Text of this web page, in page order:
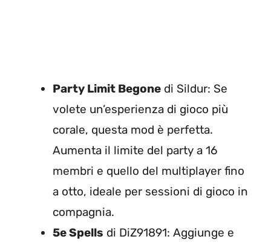
Party Limit Begone di Sildur: Se
volete un’esperienza di gioco più
corale, questa mod è perfetta.
Aumenta il limite del party a 16
membri e quello del multiplayer fino
a otto, ideale per sessioni di gioco in
compagnia.
5e Spells di DiZ91891: Aggiunge e